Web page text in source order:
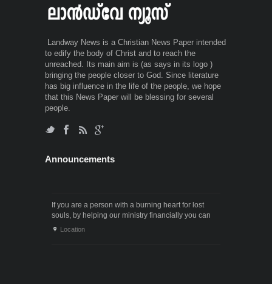
Landway News is a Christian News Paper intended
to edify the body of Christ and to reach the
unreached. Its main aim is (as says in its logo )
bringing the people closer to God. Since literature
has big influence in the life of the people, we hope
that this News Paper will be blessing for several
people.
Announcements
souls, by helping our ministry financially you can
also participate in the ministry of winning souls for
God. Since it . . .
Location